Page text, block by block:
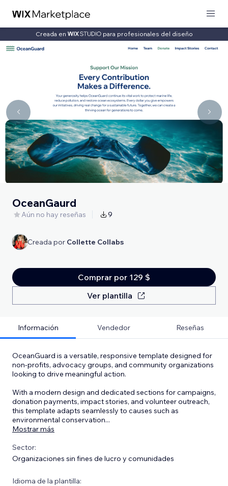
Creada en para profesionales del diseño
OceanGaurd
Aún no hay reseñas 9
Creada por Collette Collabs
Comprar por 129 $
Ver plantilla
Información Vendedor Reseñas
OceanGuard is a versatile, responsive template designed for
non-profits, advocacy groups, and community organizations
looking to drive meaningful action.
With a modern design and dedicated sections for campaigns,
donation payments, impact stories, and volunteer outreach,
this template adapts seamlessly to causes such as
environmental conservation...
Mostrar más
Sector:
Organizaciones sin fines de lucro y comunidades
Idioma de la plantilla: